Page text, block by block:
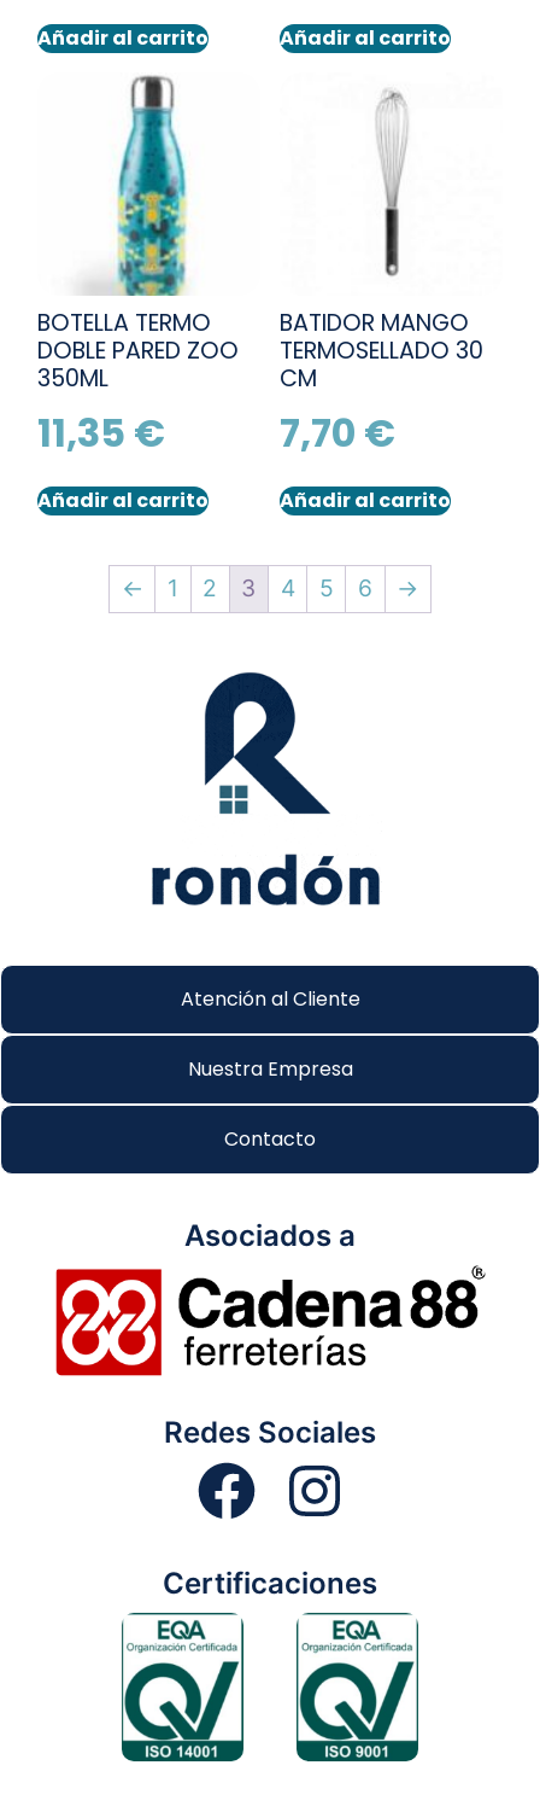
Añadir al carrito Añadir al carrito
BOTELLA TERMO
DOBLE PARED ZOO
350ML
11,35 €
Añadir al carrito
BATIDOR MANGO
TERMOSELLADO 30
CM
7,70 €
Añadir al carrito
← 1 2 3 4 5 6 →
Atención al Cliente
Nuestra Empresa
Contacto
Asociados a
Redes Sociales
Certificaciones